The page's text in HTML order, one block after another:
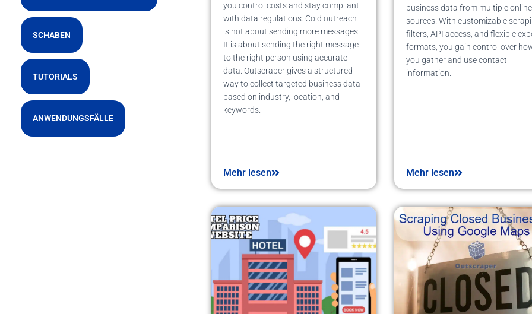
SCHABEN
TUTORIALS
ANWENDUNGSFÄLLE
you control costs and stay compliant
with data regulations. Cold outreach
is not about sending more messages.
It is about sending the right message
to the right person using accurate
data. Outscraper gives a structured
way to collect targeted business data
based on industry, location, and
keywords.
Mehr lesen
business data from multiple online
sources. With customizable
filters, API access, and flexible
formats, you gain control over
you gather and use contact
information.
Mehr lesen